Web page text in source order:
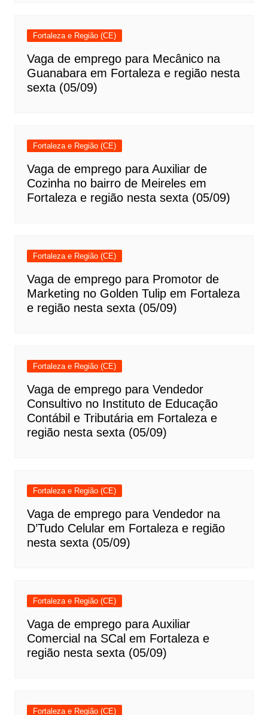
Fortaleza e Região (CE)
Vaga de emprego para Mecânico na
Guanabara em Fortaleza e região nesta
sexta (05/09)
Fortaleza e Região (CE)
Vaga de emprego para Auxiliar de
Cozinha no bairro de Meireles em
Fortaleza e região nesta sexta (05/09)
Fortaleza e Região (CE)
Vaga de emprego para Promotor de
Marketing no Golden Tulip em Fortaleza
e região nesta sexta (05/09)
Fortaleza e Região (CE)
Vaga de emprego para Vendedor
Consultivo no Instituto de Educação
Contábil e Tributária em Fortaleza e
região nesta sexta (05/09)
Fortaleza e Região (CE)
Vaga de emprego para Vendedor na
D’Tudo Celular em Fortaleza e região
nesta sexta (05/09)
Fortaleza e Região (CE)
Vaga de emprego para Auxiliar
Comercial na SCal em Fortaleza e
região nesta sexta (05/09)
Fortaleza e Região (CE)